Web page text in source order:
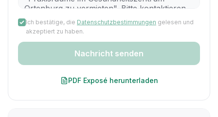
Ich bestätige, die Datenschutzbestimmungen gelesen und
akzeptiert zu haben.
Nachricht senden
PDF Exposé herunterladen